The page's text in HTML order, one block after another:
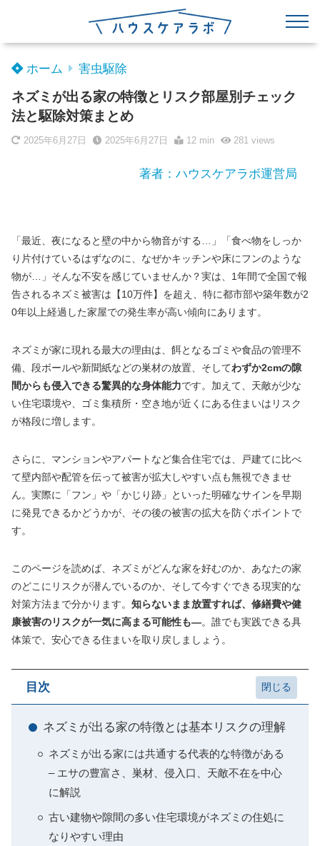
ホーム 害虫駆除
ネズミが出る家の特徴とリスク部屋別チェック
法と駆除対策まとめ
2025年6月27日 2025年6月27日 12 min 281views
著者：ハウスケアラボ運営局
「最近、夜になると壁の中から物音がする…」「食べ物をしっか
り片付けているはずなのに、なぜかキッチンや床にフンのような
物が…」そんな不安を感じていませんか？実は、1年間で全国で報
告されるネズミ被害は【10万件】を超え、特に都市部や築年数が2
0年以上経過した家屋での発生率が高い傾向にあります。
ネズミが家に現れる最大の理由は、餌となるゴミや食品の管理不
備、段ボールや新聞紙などの巣材の放置、そしてわずか2cmの隙
間からも侵入できる驚異的な身体能力です。加えて、天敵が少な
い住宅環境や、ゴミ集積所・空き地が近くにある住まいはリスク
が格段に増します。
さらに、マンションやアパートなど集合住宅では、戸建てに比べ
て壁内部や配管を伝って被害が拡大しやすい点も無視できませ
ん。実際に「フン」や「かじり跡」といった明確なサインを早期
に発見できるかどうかが、その後の被害の拡大を防ぐポイントで
す。
このページを読めば、ネズミがどんな家を好むのか、あなたの家
のどこにリスクが潜んでいるのか、そして今すぐできる現実的な
対策方法まで分かります。 知らないまま放置すれば、修繕費や健
康被害のリスクが一気に高まる可能性も―。誰でも実践できる具
体策で、安心できる住まいを取り戻しましょう。
目次
ネズミが出る家の特徴とは基本リスクの理解
ネズミが出る家には共通する代表的な特徴がある
– エサの豊富さ、巣材、侵入口、天敵不在を中心
に解説
古い建物や隙間の多い住宅環境がネズミの住処に
なりやすい理由